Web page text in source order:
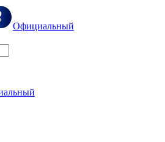
Официальный